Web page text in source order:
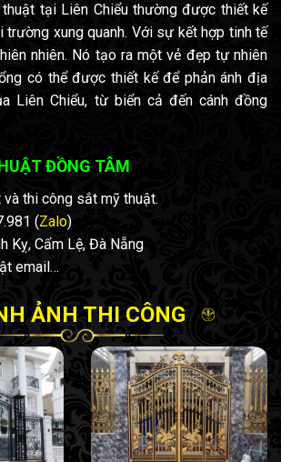
tại Liên Chiểu thường được thiết kế
trường xung quanh. Với sự kết hợp tinh tế
nhiên. Nó tạo ra một vẻ đẹp tự nhiên
có thể được thiết kế để phản ánh địa
Liên Chiểu, từ biển cả đến cánh đồng
ĐỒNG TÂM
và thi công sắt mỹ thuật.
(Zalo)
Kỵ, Cẩm Lệ, Đà Nẵng
email…
ẢNH THI CÔNG